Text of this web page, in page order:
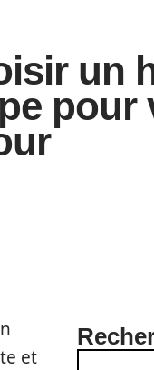
un
pour
et